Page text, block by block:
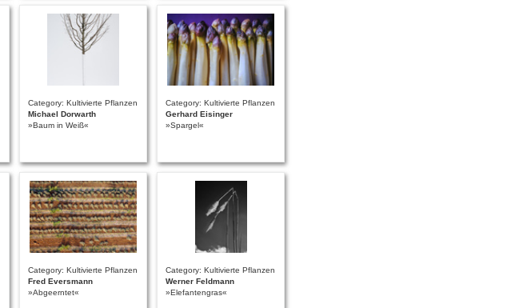
Category: Kultivierte Pflanzen
Michael Dorwarth
»Baum in Weiß«
Category: Kultivierte Pflanzen
Gerhard Eisinger
»Spargel«
Category: Kultivierte Pflanzen
Fred Eversmann
»Abgeerntet«
Category: Kultivierte Pflanzen
Werner Feldmann
»Elefantengras«